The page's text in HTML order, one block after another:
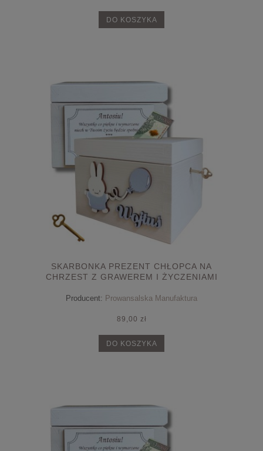
DO KOSZYKA
SKARBONKA PREZENT CHŁOPCA NA
CHRZEST Z GRAWEREM I ŻYCZENIAMI
Producent: Prowansalska Manufaktura
89,00 zł
DO KOSZYKA